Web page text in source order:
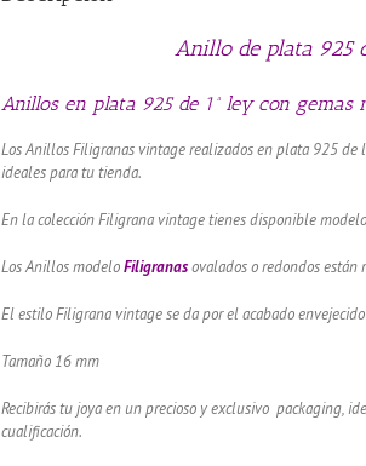
Anillo de plata 925
Anillos en plata 925 de 1ª ley con gemas
Los Anillos Filigranas vintage realizados en plata 925 de
ideales para tu tienda.
En la colección Filigrana vintage tienes disponible
Los Anillos modeloFiligranasovalados o redondos están
El estilo Filigrana vintage se da por el acabado
Tamaño 16 mm
Recibirás tu joya en un precioso y exclusivo packaging,
cualificación.